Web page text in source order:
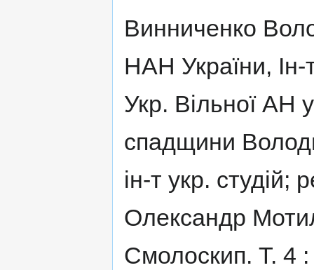
Винниченко
НАН України, Ін-
Укр. Вільної АН
спадщини
ін-т укр. студій;
Олександр
Смолоскип. Т. 4 :